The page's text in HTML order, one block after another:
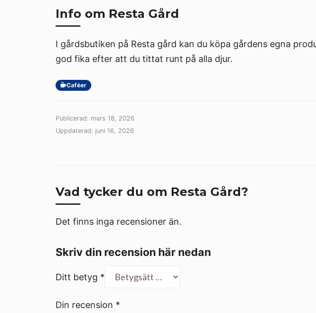
Info om Resta Gård
I gårdsbutiken på Resta gård kan du köpa gårdens egna
god fika efter att du tittat runt på alla djur.
Caféer
Publicerad: mars 18, 2026
Uppdaterad: juni 16, 2026
Vad tycker du om Resta Gård?
Det finns inga recensioner än.
Skriv din recension här nedan
Ditt betyg *
Din recension *